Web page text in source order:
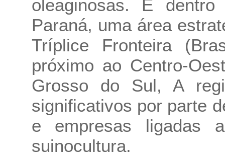
oleaginosas. E
Paraná, uma área
Tríplice Fronteira
próximo ao Centro-
Grosso do Sul, A
significativos por parte
e empresas ligadas
suinocultura.